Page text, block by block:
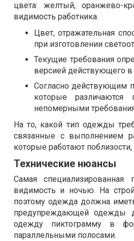
цвета: желтый, оранжево-
видимость работника.
Цвет, отражательная
при изготовлении
Текущие требования
версией действующего в
Согласно действующим
которые различаются
непомерными
На то, какой тип одежды
связанные с выполнением
которые работают
Технические нюансы
Самая
видимость и ночью. На
поэтому одежда должна
предупреждающей одежды
одежду пиктограмму в
параллельными полосами.